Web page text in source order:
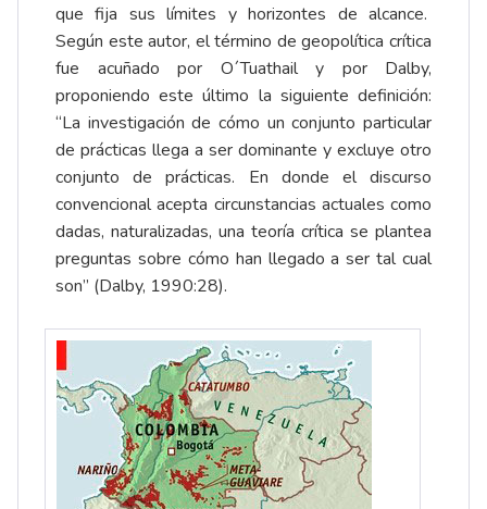
que fija sus límites y horizontes de alcance.
Según este autor, el término de geopolítica crítica
fue acuñado por O´Tuathail y por Dalby,
proponiendo este último la siguiente definición:
“La investigación de cómo un conjunto particular
de prácticas llega a ser dominante y excluye otro
conjunto de prácticas. En donde el discurso
convencional acepta circunstancias actuales como
dadas, naturalizadas, una teoría crítica se plantea
preguntas sobre cómo han llegado a ser tal cual
son” (Dalby, 1990:28).